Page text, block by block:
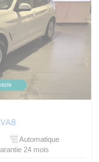
Automatique
24 mois